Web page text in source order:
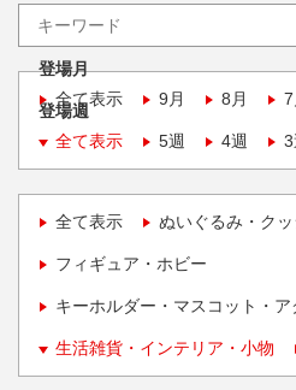
登場月
全て表示
9月 8月 7
登場週
全て表示
5週 4週 3
全て表示 ぬいぐるみ・ク
フィギュア・ホビー
キーホルダー・マスコット・ア
生活雑貨・インテリア・小物